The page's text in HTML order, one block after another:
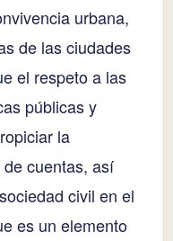
urbana,
de las ciudades
el respeto a las
públicas y
la
cuentas, así
civil en el
es un elemento